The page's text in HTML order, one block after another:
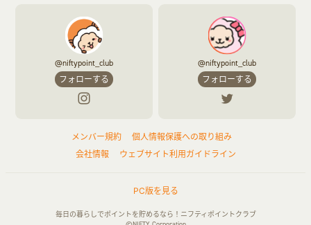
@niftypoint_club
フォローする
@niftypoint_club
フォローする
メンバー規約
個人情報保護への取り組み
会社情報
ウェブサイト利用ガイドライン
PC版を見る
毎日の暮らしでポイントを貯めるなら！ニフティポイントクラブ